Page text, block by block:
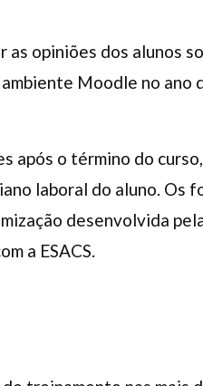
opiniões dos alunos
Moodle no ano
após o término do
laboral do aluno. Os
desenvolvida
a ESACS.